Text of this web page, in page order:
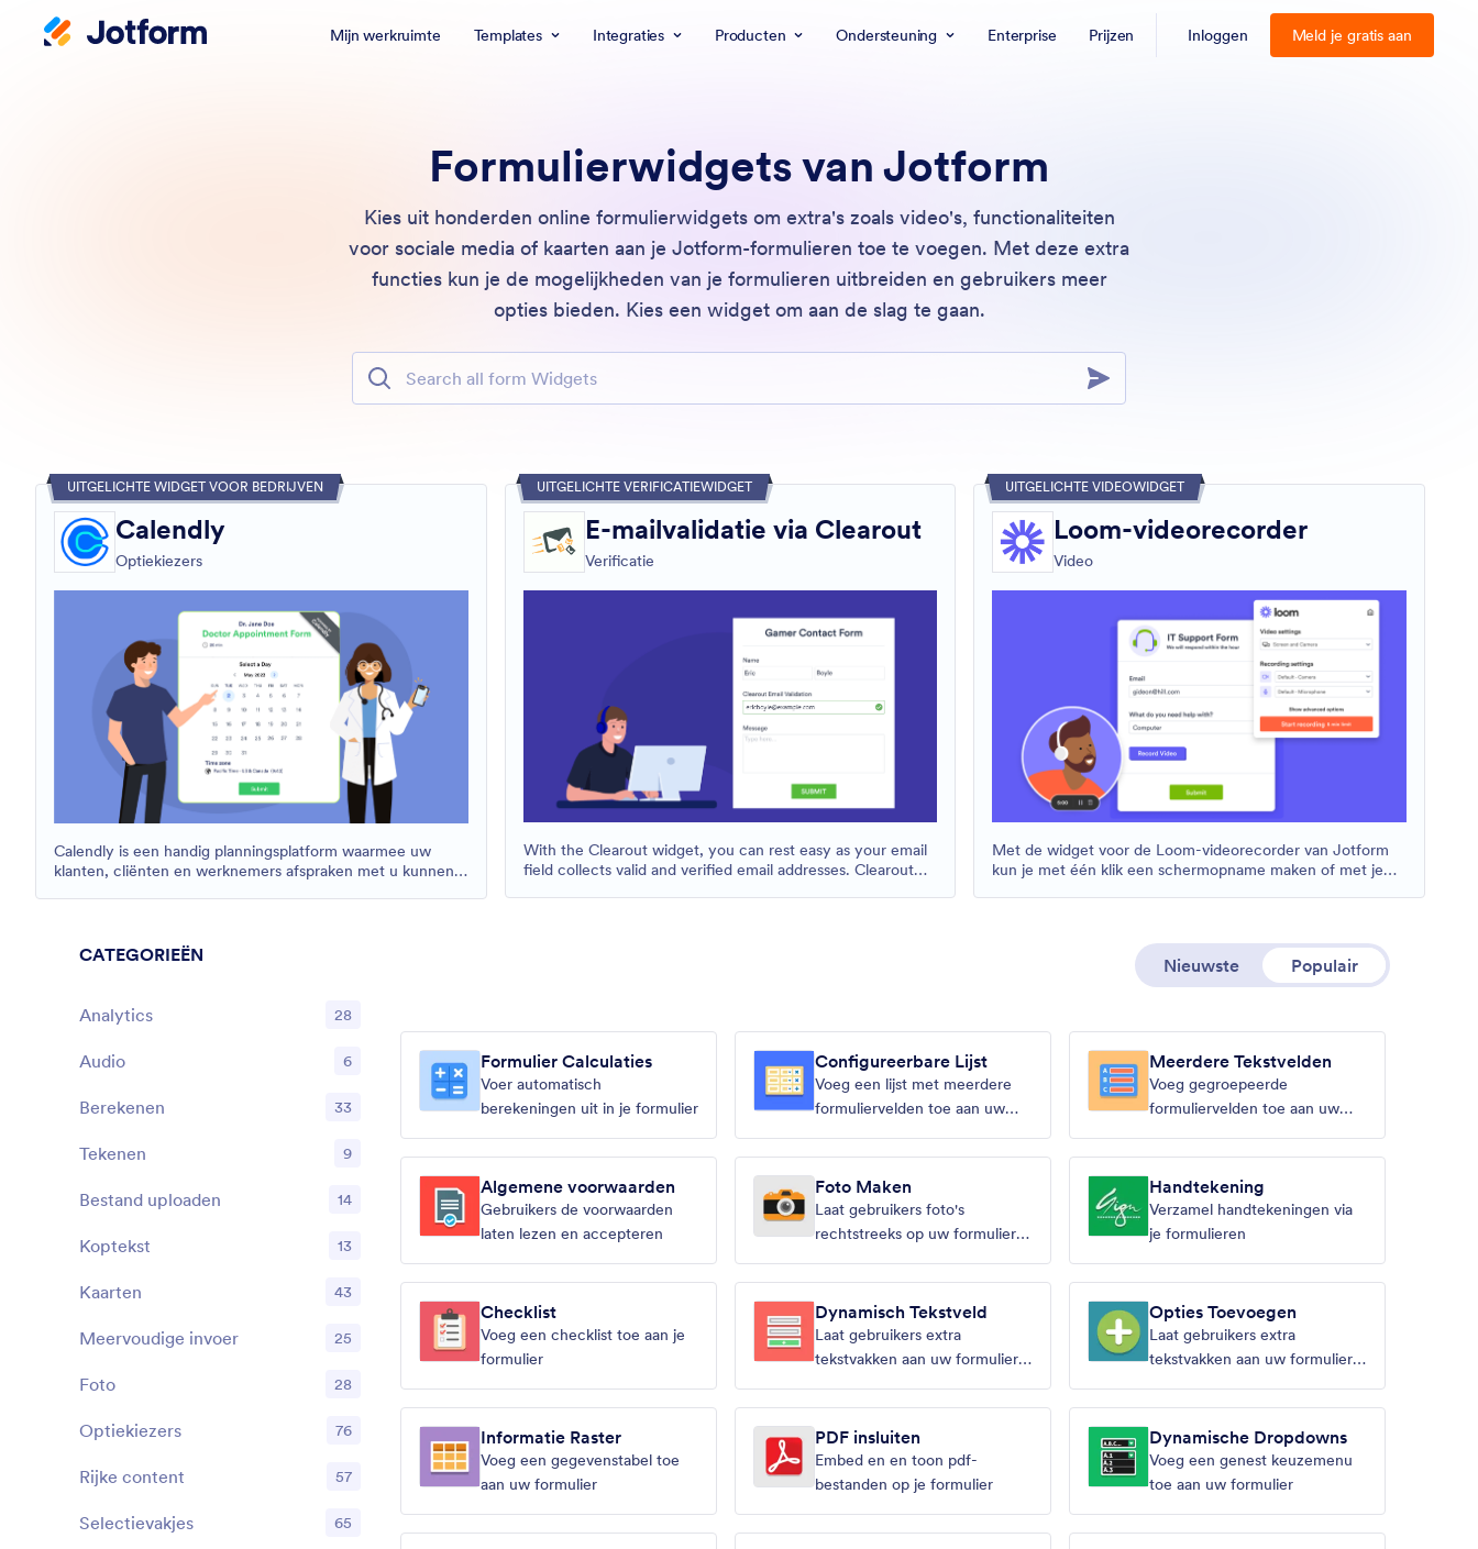
Mijn werkruimte Templates Integraties Producten Ondersteuning Enterprise Prijzen Inloggen Meld je gratis aan
Formulierwidgets van Jotform
Kies uit honderden online formulierwidgets om extra's zoals video's, functionaliteiten
voor sociale media of kaarten aan je Jotform-formulieren toe te voegen. Met deze extra
functies kun je de mogelijkheden van je formulieren uitbreiden en gebruikers meer
opties bieden. Kies een widget om aan de slag te gaan.
Search all form Widgets
UITGELICHTE WIDGET VOOR BEDRIJVEN
Calendly
Optiekiezers
Calendly is een handig planningsplatform waarmee uw
klanten, cliënten en werknemers afspraken met u kunnen
UITGELICHTE VERIFICATIEWIDGET
E-mailvalidatie via Clearout
Verificatie
With the Clearout widget, you can rest easy as your email
field collects valid and verified email addresses. Clearout
UITGELICHTE VIDEOWIDGET
Loom-videorecorder
Video
Met de widget voor de Loom-videorecorder van Jotform
kun je met één klik een schermopname maken of met je
Nieuwste Populair
Formulier Calculaties
Voer automatisch
berekeningen uit in je formulier
Configureerbare Lijst
Voeg een lijst met meerdere
formuliervelden toe aan uw
Meerdere Tekstvelden
Voeg gegroepeerde
formuliervelden toe aan uw
Algemene voorwaarden
Gebruikers de voorwaarden
laten lezen en accepteren
Foto Maken
Laat gebruikers foto's
rechtstreeks op uw formulier
Handtekening
Verzamel handtekeningen via
je formulieren
Checklist
Voeg een checklist toe aan je
formulier
Dynamisch Tekstveld
Laat gebruikers extra
tekstvakken aan uw formulier
Opties Toevoegen
Laat gebruikers extra
tekstvakken aan uw formulier
Informatie Raster
Voeg een gegevenstabel toe
aan uw formulier
PDF insluiten
Embed en en toon pdf-
bestanden op je formulier
Dynamische Dropdowns
Voeg een genest keuzemenu
toe aan uw formulier
CATEGORIEËN
Analytics 28
Audio 6
Berekenen 33
Tekenen 9
Bestand uploaden 14
Koptekst 13
Kaarten 43
Meervoudige invoer 25
Foto 28
Optiekiezers 76
Rijke content 57
Selectievakjes 65